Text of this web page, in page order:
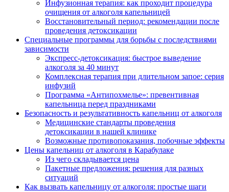
Инфузионная терапия: как проходит процедура
очищения от алкоголя капельницей
Восстановительный период: рекомендации после
проведения детоксикации
Специальные программы для борьбы с последствиями
зависимости
Экспресс-детоксикация: быстрое выведение
алкоголя за 40 минут
Комплексная терапия при длительном запое: серия
инфузий
Программа «Антипохмелье»: превентивная
капельница перед праздниками
Безопасность и результативность капельниц от алкоголя
Медицинские стандарты проведения
детоксикации в нашей клинике
Возможные противопоказания, побочные эффекты
Цены капельниц от алкоголя в Карабулаке
Из чего складывается цена
Пакетные предложения: решения для разных
ситуаций
Как вызвать капельницу от алкоголя: простые шаги